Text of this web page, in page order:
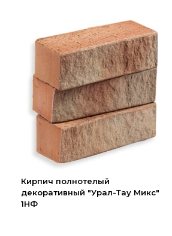
Кирпич полнотелый
декоративный "Урал-Тау Микс"
1НФ